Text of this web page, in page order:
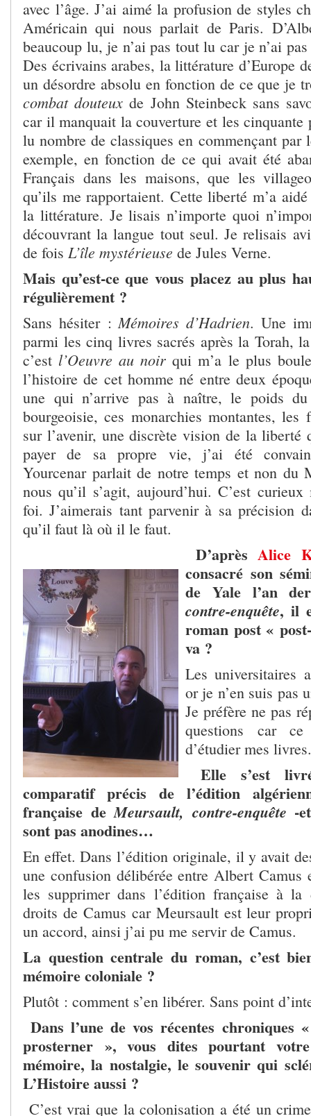
avec l’âge. J’ai aimé la profusion de styles
Américain qui nous parlait de Paris.
beaucoup lu, je n’ai pas tout lu car je n’ai
Des écrivains arabes, la littérature d’Europe
un désordre absolu en fonction de ce que je
combat douteuxde John Steinbeck sans
car il manquait la couverture et les cinquante
lu nombre de classiques en commençant par
exemple, en fonction de ce qui avait été
Français dans les maisons, que les
qu’ils me rapportaient. Cette liberté m’a
la littérature. Je lisais n’importe quoi
découvrant la langue tout seul. Je relisais
de fois L’île mystérieuse de Jules Verne.
Mais qu’est-ce que vous placez au plus
régulièrement ?
Sans hésiter :Mémoires d’Hadrien. Une
parmi les cinq livres sacrés après la Torah,
c’est l’Oeuvre au noir qui m’a le plus
l’histoire de cet homme né entre deux
une qui n’arrive pas à naître, le poids
bourgeoisie, ces monarchies montantes, les
sur l’avenir, une discrète vision de la liberté
payer de sa propre vie, j’ai été
Yourcenar parlait de notre temps et non du
nous qu’il s’agit, aujourd’hui. C’est
foi. J’aimerais tant parvenir à sa précision
qu’il faut là où il le faut.
D’aprèsAlice
consacré son
de Yale l’an
contre-enquête, il
roman post «
va ?
Les universitaires
or je n’en suis pas
Je préfère ne pas
questions car
d’étudier mes livres.
Elle s’est
comparatif précis de l’édition
française deMeursault, contre-enquête -
sont pas anodines…
En effet. Dans l’édition originale, il y avait
une confusion délibérée entre Albert Camus
les supprimer dans l’édition française à la
droits de Camus car Meursault est leur
un accord, ainsi j’ai pu me servir de Camus.
La question centrale du roman, c’est
mémoire coloniale ?
Plutôt : comment s’en libérer. Sans point
Dans l’une de vos récentes chroniques
prosterner », vous dites pourtant
mémoire, la nostalgie, le souvenir qui
L’Histoire aussi ?
C’est vrai que la colonisation a été un